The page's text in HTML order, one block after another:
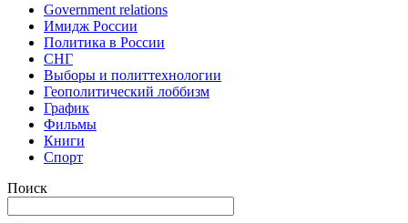
Government relations
Имидж России
Политика в России
СНГ
Выборы и политтехнологии
Геополитический лоббизм
График
Фильмы
Книги
Спорт
Поиск